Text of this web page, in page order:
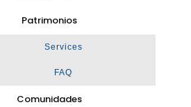
Patrimonios
Services
FAQ
Comunidades